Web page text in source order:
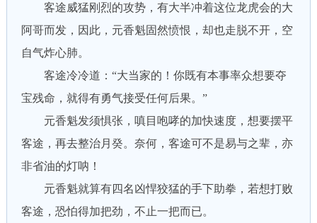
客途威猛刚烈的攻势，有大半冲着这位龙虎会的大
阿哥而发，因此，元香魁固然愤恨，却也走脱不开，空
自气炸心肺。
客途冷冷道：“大当家的！你既有本事率众想要夺
宝残命，就得有勇气接受任何后果。”
元香魁发须惧张，嗔目咆哮的加快速度，想要摆平
客途，再去整治月癸。奈何，客途可不是易与之辈，亦
非省油的灯呐！
元香魁就算有四名凶悍狡猛的手下助拳，若想打败
客途，恐怕得加把劲，不止一把而已。